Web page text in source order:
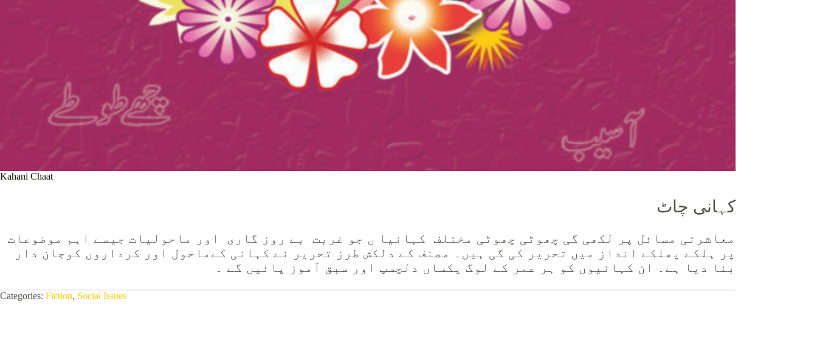
Kahani Chaat
کہانی چاٹ
معاشرتی مسائل پر لکھی گی چھوٹی چھوٹی مختلف کہانیا ں جو غربت بے روز گاری اور ماحولیات جیسے اہم موضوعات
پر ہلکے پھلکے انداز میں تحریر کی گی ہیں۔ مصنف کے دلکش طرز تحریر نے کہانی کےماحول اور کرداروں کوجان دار
بنا دیا ہے۔ ان کہانیوں کو ہر عمر کے لوگ یکساں دلچسپ اور سبق آموز پائیں گے ۔
Categories: Fiction, Social Issues